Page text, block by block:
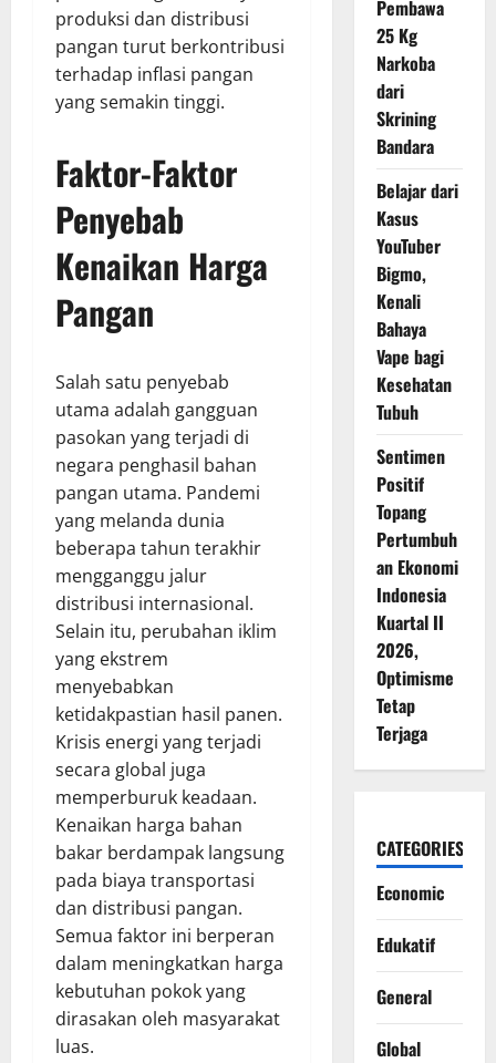
produksi dan distribusi
pangan turut berkontribusi
terhadap inflasi pangan
yang semakin tinggi.
Faktor-Faktor
Penyebab
Kenaikan Harga
Pangan
Salah satu penyebab
utama adalah gangguan
pasokan yang terjadi di
negara penghasil bahan
pangan utama. Pandemi
yang melanda dunia
beberapa tahun terakhir
mengganggu jalur
distribusi internasional.
Selain itu, perubahan iklim
yang ekstrem
menyebabkan
ketidakpastian hasil panen.
Krisis energi yang terjadi
secara global juga
memperburuk keadaan.
Kenaikan harga bahan
bakar berdampak langsung
pada biaya transportasi
dan distribusi pangan.
Semua faktor ini berperan
dalam meningkatkan harga
kebutuhan pokok yang
dirasakan oleh masyarakat
luas.
Pembawa
25 Kg
Narkoba
dari
Skrining
Bandara
Belajar dari
Kasus
YouTuber
Bigmo,
Kenali
Bahaya
Vape bagi
Kesehatan
Tubuh
Sentimen
Positif
Topang
Pertumbuh
an Ekonomi
Indonesia
Kuartal II
2026,
Optimisme
Tetap
Terjaga
CATEGORIES
Economic
Edukatif
General
Global